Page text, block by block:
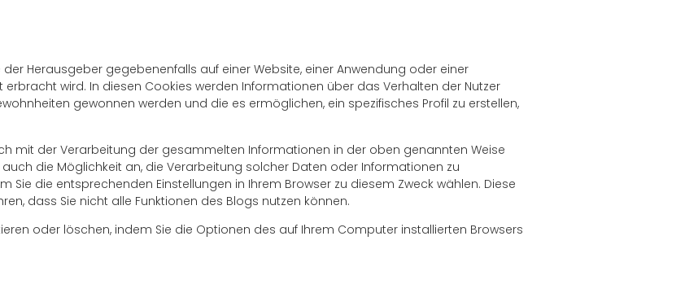
Herausgeber gegebenenfalls auf einer Website, einer Anwendung oder einer
wird. In diesen Cookies werden Informationen über das Verhalten der Nutzer
gewonnen werden und die es ermöglichen, ein spezifisches Profil zu erstellen,
mit der Verarbeitung der gesammelten Informationen in der oben genannten Weise
die Möglichkeit an, die Verarbeitung solcher Daten oder Informationen zu
die entsprechenden Einstellungen in Ihrem Browser zu diesem Zweck wählen. Diese
dass Sie nicht alle Funktionen des Blogs nutzen können.
oder löschen, indem Sie die Optionen des auf Ihrem Computer installierten Browsers